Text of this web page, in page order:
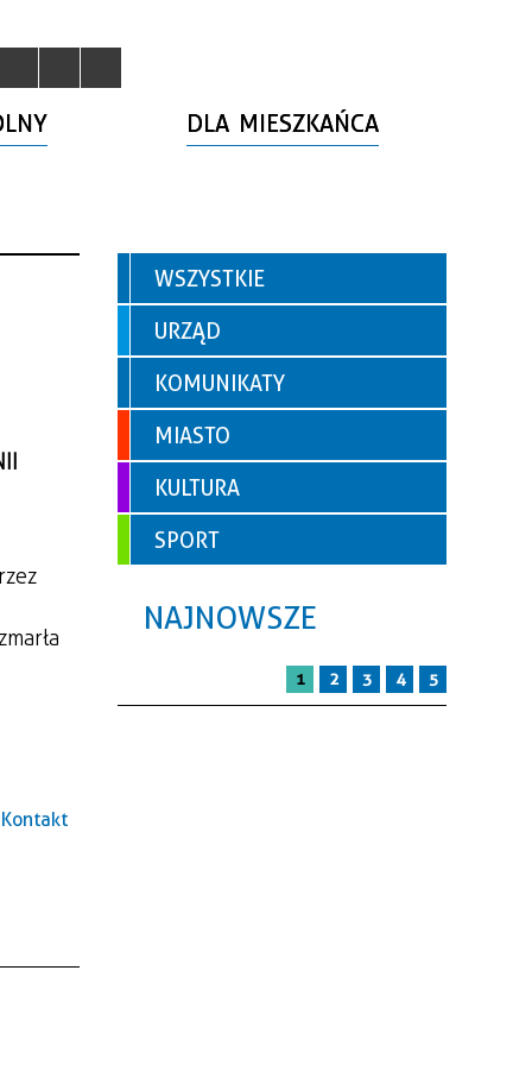
DLA MIESZKAŃCA
Kontakt
WSZYSTKIE
URZĄD
KOMUNIKATY
MIASTO
KULTURA
SPORT
NAJNOWSZE
1 2 3 4 5